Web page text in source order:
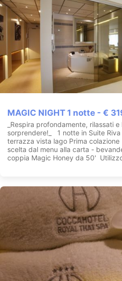
MAGIC NIGHT 1 notte - €
_Respira profondamente, rilassati
sorprendere!_ 1 notte in Suite
terrazza vista lago Prima
scelta dal menu alla carta -
coppia Magic Honey da 50'